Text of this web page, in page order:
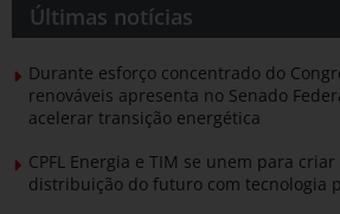
Últimas notícias
Durante esforço concentrado do
renováveis apresenta no Senado
acelerar transição energética
CPFL Energia e TIM se unem para
distribuição do futuro com tecnologia